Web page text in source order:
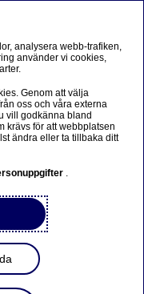
analysera webb-trafiken,
använder vi cookies,
Genom att välja
oss och våra externa
vill godkänna bland
krävs för att webbplatsen
ändra eller ta tillbaka ditt
.